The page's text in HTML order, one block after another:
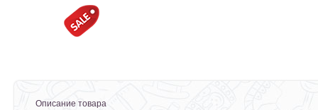
Описание товара